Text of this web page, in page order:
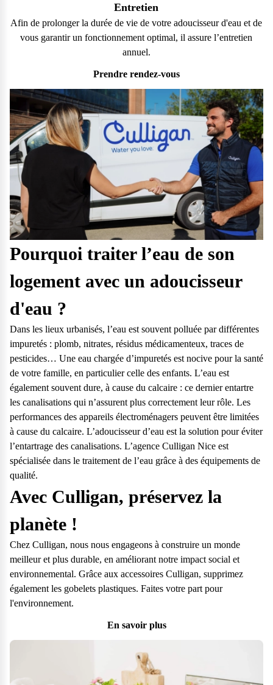
Entretien
Afin de prolonger la durée de vie de votre adoucisseur d'eau et de
vous garantir un fonctionnement optimal, il assure l’entretien
annuel.
Prendre rendez-vous
Pourquoi traiter l’eau de son
logement avec un adoucisseur
d'eau ?
Dans les lieux urbanisés, l’eau est souvent polluée par différentes
impuretés : plomb, nitrates, résidus médicamenteux, traces de
pesticides… Une eau chargée d’impuretés est nocive pour la santé
de votre famille, en particulier celle des enfants. L’eau est
également souvent dure, à cause du calcaire : ce dernier entartre
les canalisations qui n’assurent plus correctement leur rôle. Les
performances des appareils électroménagers peuvent être limitées
à cause du calcaire. L’adoucisseur d’eau est la solution pour éviter
l’entartrage des canalisations. L’agence Culligan Nice est
spécialisée dans le traitement de l’eau grâce à des équipements de
qualité.
Avec Culligan, préservez la
planète !
Chez Culligan, nous nous engageons à construire un monde
meilleur et plus durable, en améliorant notre impact social et
environnemental. Grâce aux accessoires Culligan, supprimez
également les gobelets plastiques. Faites votre part pour
l'environnement.
En savoir plus